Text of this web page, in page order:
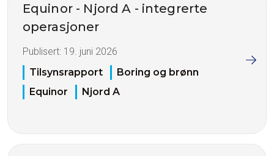
Equinor - Njord A - integrerte
operasjoner
Publisert: 19. juni 2026
Tilsynsrapport
Boring og brønn
Equinor
Njord A